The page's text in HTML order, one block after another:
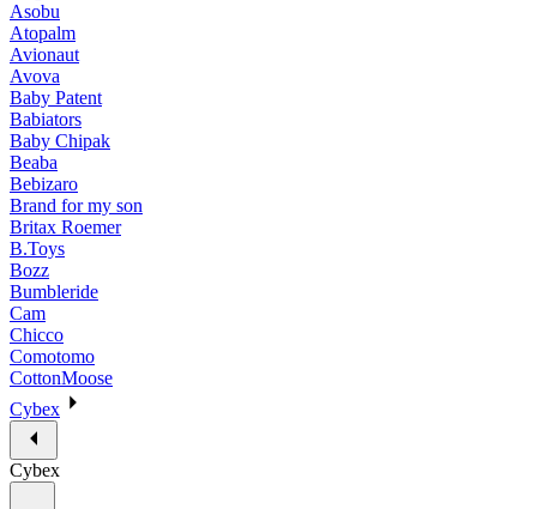
Asobu
Atopalm
Avionaut
Avova
Baby Patent
Babiators
Baby Chipak
Beaba
Bebizaro
Brand for my son
Britax Roemer
B.Toys
Bozz
Bumbleride
Cam
Chicco
Comotomo
CottonMoose
Cybex
Cybex